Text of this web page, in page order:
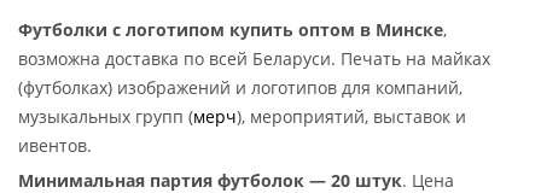
Футболки с логотипом купить оптом в Минске,
возможна доставка по всей Беларуси. Печать на майках
(футболках) изображений и логотипов для компаний,
музыкальных групп (мерч), мероприятий, выставок и
ивентов.
Минимальная партия футболок — 20 штук. Цена